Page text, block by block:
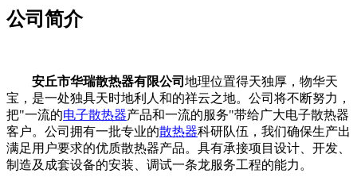
公司简介
安丘市华瑞散热器有限公司 地理位置得天独厚，物华天
宝，是一处独具天时地利人和的祥云之地。公司将不断努力，
把"一流的电子散热器产品和一流的服务"带给广大电子散热器
客户。公司拥有一批专业的散热器科研队伍，我们确保生产出
满足用户要求的优质散热器产品。具有承接项目设计、开发、
制造及成套设备的安装、调试一条龙服务工程的能力。